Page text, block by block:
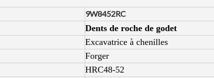
9W8452RC
Dents de roche de godet
Excavatrice à chenilles
Forger
HRC48-52